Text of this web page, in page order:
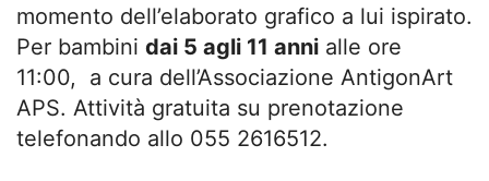
momento dell’elaborato grafico a lui ispirato.
Per bambini dai 5 agli 11 anni alle ore
11:00, a cura dell’Associazione AntigonArt
APS. Attività gratuita su prenotazione
telefonando allo 055 2616512.